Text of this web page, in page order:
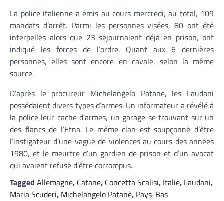
La police italienne a émis au cours mercredi, au total, 109
mandats d’arrêt. Parmi les personnes visées, 80 ont été
interpellés alors que 23 séjournaient déjà en prison, ont
indiqué les forces de l’ordre. Quant aux 6 dernières
personnes, elles sont encore en cavale, selon la même
source.
D’après le procureur Michelangelo Patane, les Laudani
possédaient divers types d’armes. Un informateur a révélé à
la police leur cache d’armes, un garage se trouvant sur un
des flancs de l’Etna. Le même clan est soupçonné d’être
l’instigateur d’une vague de violences au cours des années
1980, et le meurtre d’un gardien de prison et d’un avocat
qui avaient refusé d’être corrompus.
Tagged Allemagne, Catane, Concetta Scalisi, Italie, Laudani,
Maria Scuderi, Michelangelo Patanè, Pays-Bas